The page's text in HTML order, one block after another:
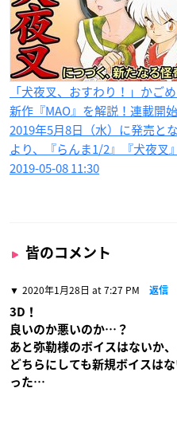
「犬夜叉、おすわり！」かご
新作『MAO』を解説！連載開
2019年5月8日（水）に発売と
より、『らんま1/2』『犬夜
2019-05-08 11:30
皆のコメント
2020年1月28日 at 7:27 PM 返信
3D！
良いのか悪いのか…？
あと弥勒様のボイスはないか
どちらにしても新規ボイスは
った…